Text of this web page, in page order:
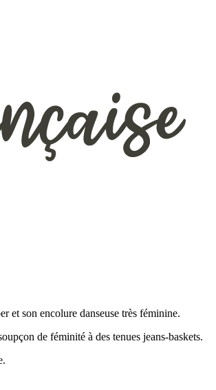
et son encolure danseuse très féminine.
de féminité à des tenues jeans-baskets.